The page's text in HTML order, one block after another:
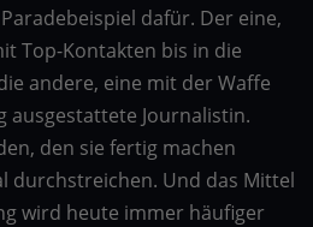
dafür. Der eine,
Top-Kontakten bis in die
andere, eine mit der Waffe
ausgestattete Journalistin.
den sie fertig machen
durchstreichen. Und das Mittel
wird heute immer häufiger